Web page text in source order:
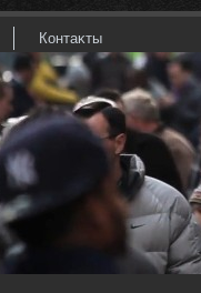
Контаκты